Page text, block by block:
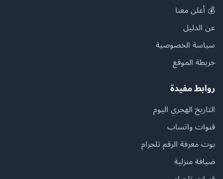
💰 أعلن معنا
عن الدليل
سياسة الخصوصية
خريطة الموقع
روابط مفيدة
التاريخ الهجري اليوم
قنوات واتساب
بوت معرفة الرقم تلجرام
ضيافة منزلية